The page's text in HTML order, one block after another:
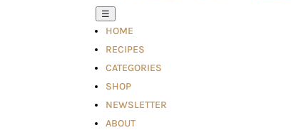
☰
HOME
RECIPES
CATEGORIES
SHOP
NEWSLETTER
ABOUT